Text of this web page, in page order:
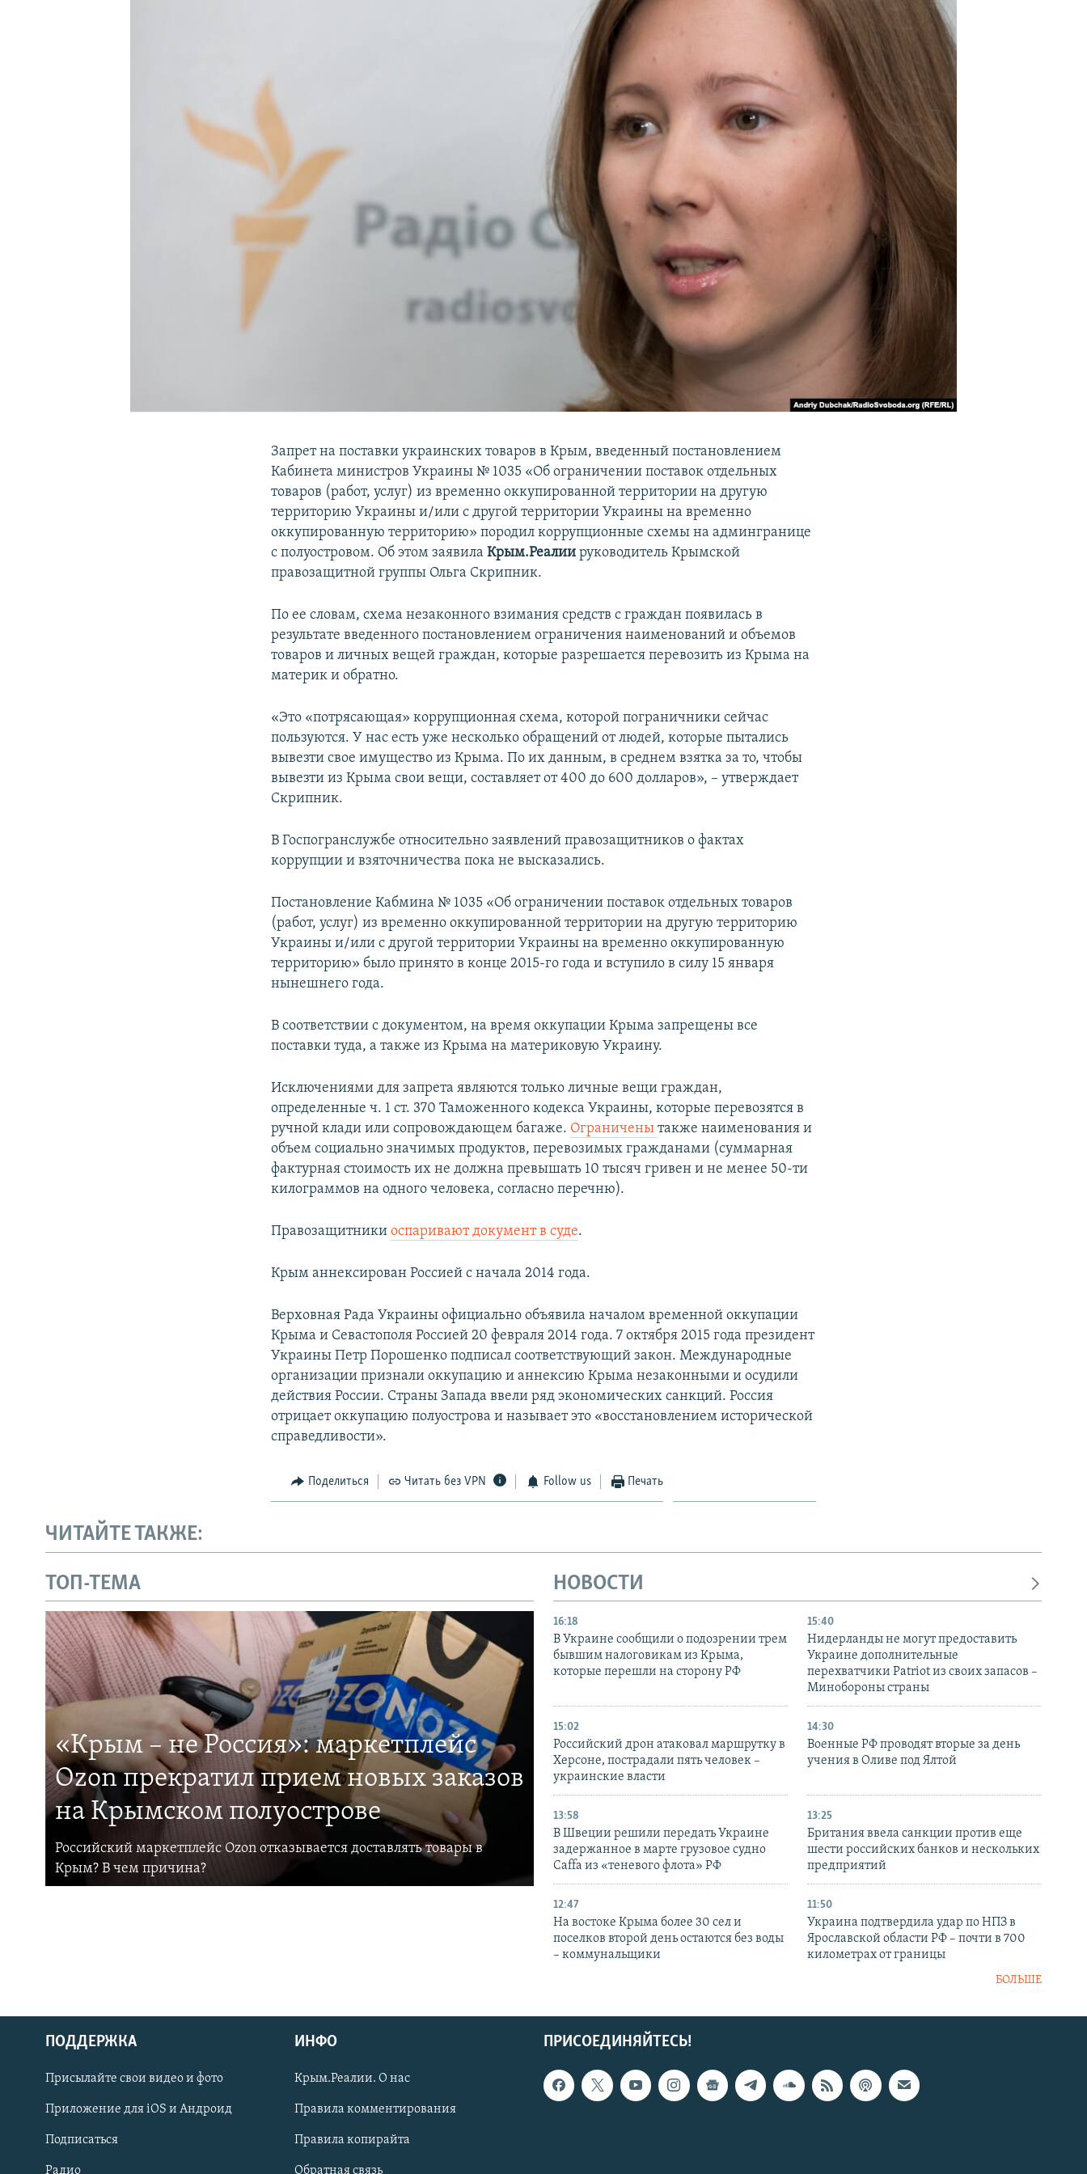
Українською
Qırımtatar
ПРИСОЕДИНЯЙТЕСЬ!
Запрет на поставки украинских товаров в Крым, введенный постановлением
Кабинета министров Украины № 1035 «Об ограничении поставок отдельных
товаров (работ, услуг) из временно оккупированной территории на другую
территорию Украины и/или с другой территории Украины на временно
оккупированную территорию» породил коррупционные схемы на админгранице
с полуостровом. Об этом заявилаКрым.Реалии руководитель Крымской
правозащитной группы Ольга Скрипник.
По ее словам, схема незаконного взимания средств с граждан появилась в
результате введенного постановлением ограничения наименований и объемов
товаров и личных вещей граждан, которые разрешается перевозить из Крыма на
материк и обратно.
«Это «потрясающая» коррупционная схема, которой пограничники сейчас
пользуются. У нас есть уже несколько обращений от людей, которые пытались
вывезти свое имущество из Крыма. По их данным, в среднем взятка за то, чтобы
вывезти из Крыма свои вещи, составляет от 400 до 600 долларов», – утверждает
Скрипник.
В Госпогранслужбе относительно заявлений правозащитников о фактах
коррупции и взяточничества пока не высказались.
Постановление Кабмина № 1035 «Об ограничении поставок отдельных товаров
(работ, услуг) из временно оккупированной территории на другую территорию
Украины и/или с другой территории Украины на временно оккупированную
территорию» было принято в конце 2015-го года и вступило в силу 15 января
нынешнего года.
В соответствии с документом, на время оккупации Крыма запрещены все
поставки туда, а также из Крыма на материковую Украину.
Исключениями для запрета являются только личные вещи граждан,
определенные ч. 1 ст. 370 Таможенного кодекса Украины, которые перевозятся в
ручной клади или сопровождающем багаже. Ограниченытакже наименования и
объем социально значимых продуктов, перевозимых гражданами (суммарная
фактурная стоимость их не должна превышать 10 тысяч гривен и не менее 50-ти
килограммов на одного человека, согласно перечню).
Правозащитникиоспаривают документ в суде.
Крым аннексирован Россией с начала 2014 года.
Верховная Рада Украины официально объявила началом временной оккупации
Крыма и Севастополя Россией 20 февраля 2014 года. 7 октября 2015 года президент
Украины Петр Порошенко подписал соответствующий закон. Международные
организации признали оккупацию и аннексию Крыма незаконными и осудили
действия России. Страны Запада ввели ряд экономических санкций. Россия
отрицает оккупацию полуострова и называет это «восстановлением исторической
справедливости».
Поделиться Читать без VPN Follow us Печать
ЧИТАЙТЕ ТАКЖЕ:
ТОП-ТЕМА
«Крым – не Россия»: маркетплейс
Ozon прекратил прием новых заказов
на Крымском полуострове
Российский маркетплейс Ozon отказывается доставлять товары в
Крым? В чем причина?
НОВОСТИ
16:18
В Украине сообщили о подозрении трем
бывшим налоговикам из Крыма,
которые перешли на сторону РФ
15:40
Нидерланды не могут предоставить
Украине дополнительные
перехватчики Patriot из своих запасов –
Минобороны страны
15:02
Российский дрон атаковал маршрутку в
Херсоне, пострадали пять человек –
украинские власти
14:30
Военные РФ проводят вторые за день
учения в Оливе под Ялтой
13:58
В Швеции решили передать Украине
задержанное в марте грузовое судно
Caffa из «теневого флота» РФ
13:25
Британия ввела санкции против еще
шести российских банков и нескольких
предприятий
12:47
На востоке Крыма более 30 сел и
поселков второй день остаются без воды
– коммунальщики
11:50
Украина подтвердила удар по НПЗ в
Ярославской области РФ – почти в 700
километрах от границы
БОЛЬШЕ
ПРИСОЕДИНЯЙТЕСЬ!
ПОДДЕРЖКА
Присылайте свои видео и фото
Приложение для iOS и Андроид
Подписаться
Радио
ИНФО
Крым.Реалии. О нас
Правила комментирования
Правила копирайта
Обратная связь